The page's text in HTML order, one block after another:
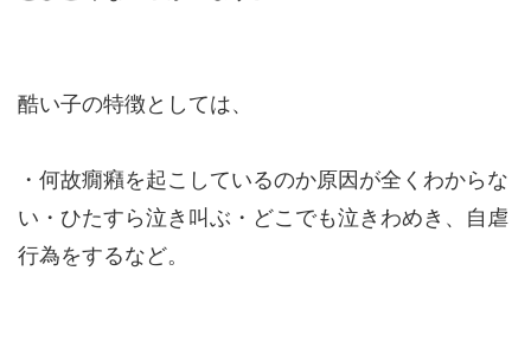
酷い子の特徴としては、
・何故癇癪を起こしているのか原因が全くわからな
い・ひたすら泣き叫ぶ・どこでも泣きわめき、自虐
行為をするなど。